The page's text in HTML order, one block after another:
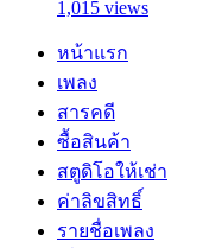
1,015 views
หน้าแรก
เพลง
สารคดี
ซื้อสินค้า
สตูดิโอให้เช่า
ค่าลิขสิทธิ์
รายชื่อเพลง